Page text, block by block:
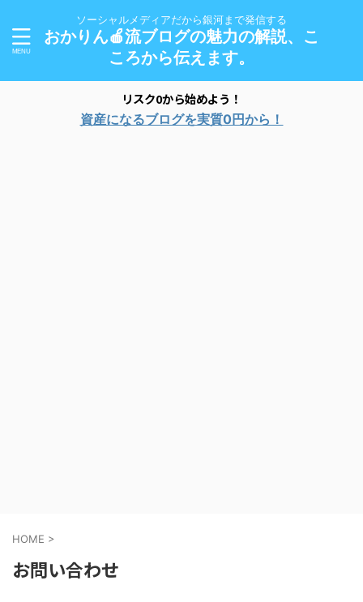
ソーシャルメディアだから銀河まで発信する
おかりん🍎流ブログの魅力の解説、こ
ころから伝えます。
リスク0から始めよう！
資産になるブログを実質0円から！
HOME >
お問い合わせ